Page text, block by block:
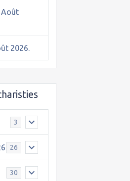
Août
2026.
3
26
30